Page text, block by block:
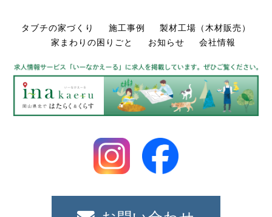
タブチの家づくり 施工事例
製材工場（木材販売）
家まわりの困りごと
お知らせ 会社情報